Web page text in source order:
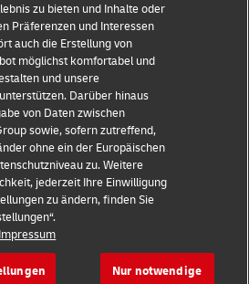
zu bieten und Inhalte oder
Präferenzen und Interessen
auch die Erstellung von
möglichst komfortabel und
und unsere
Darüber hinaus
von Daten zwischen
sowie, sofern zutreffend,
ohne ein der Europäischen
zu. Weitere
jederzeit Ihre Einwilligung
zu ändern, finden Sie
Impressum
Nur notwendige